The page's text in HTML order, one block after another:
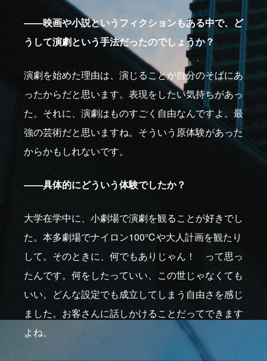
――映画や小説というフィクションもある中で、ど
うして演劇という手法だったのでしょうか？
演劇を始めた理由は、演じることが自分のそばにあ
ったからだと思います。表現をしたい気持ちがあっ
た。それに、演劇はものすごく自由なんですよ。最
強の芸術だと思いますね。そういう原体験があった
からかもしれないです。
――具体的にどういう体験でしたか？
大学在学中に、小劇場で演劇を観ることが好きでし
た。本多劇場でナイロン100℃や大人計画を観たり
して。そのときに、何でもありじゃん！ って思っ
たんです。何をしたっていい、この世じゃなくても
いい。どんな設定でも成立してしまう自由さを感じ
ました。お客さんに話しかけることだってできます
よね。